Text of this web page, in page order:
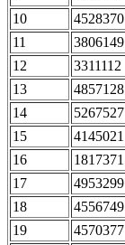
10 4528370
11 3806149
12 3311112
13 4857128
14 5267527
15 4145021
16 1817371
17 4953299
18 4556749
19 4570377